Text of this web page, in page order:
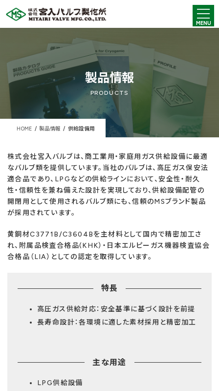
ン
ビ
製品情報
PRODUCTS
HOME 製品情報 供給設備用
株式会社宮入バルブは、商工業用・家庭用ガス供給設備に最適
なバルブ類を提供しています。当社のバルブは、高圧ガス保安法
適合品であり、LPGなどの供給ラインにおいて、安全性・耐久
性・信頼性を兼ね備えた設計を実現しており、供給設備配管の
開閉用として使用されるバルブ類にも、信頼のMSブランド製品
が採用されています。
黄銅材C3771B/C3604Bを主材料として国内で精密加工さ
れ、附属品検査合格品(KHK）・日本エルピーガス機器検査協会
合格品（LIA）としての認定を取得しています。
特長
高圧ガス供給対応：安全基準に基づく設計を前提
長寿命設計：各環境に適した素材採用と精密加工
主な用途
LPG供給設備
MENU